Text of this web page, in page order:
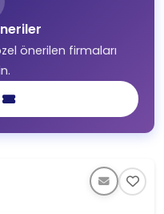
önerilen firmaları